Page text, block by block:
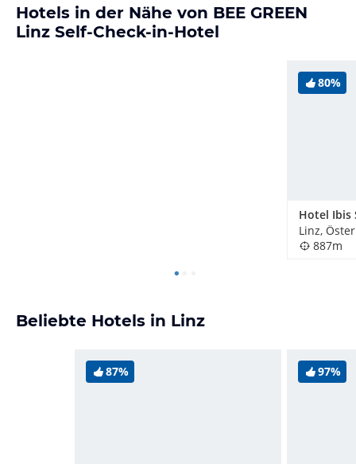
Hotels in der Nähe von BEE GREEN
Linz Self-Check-in-Hotel
80%
Linz,
887m
Beliebte Hotels in Linz
87% 97%